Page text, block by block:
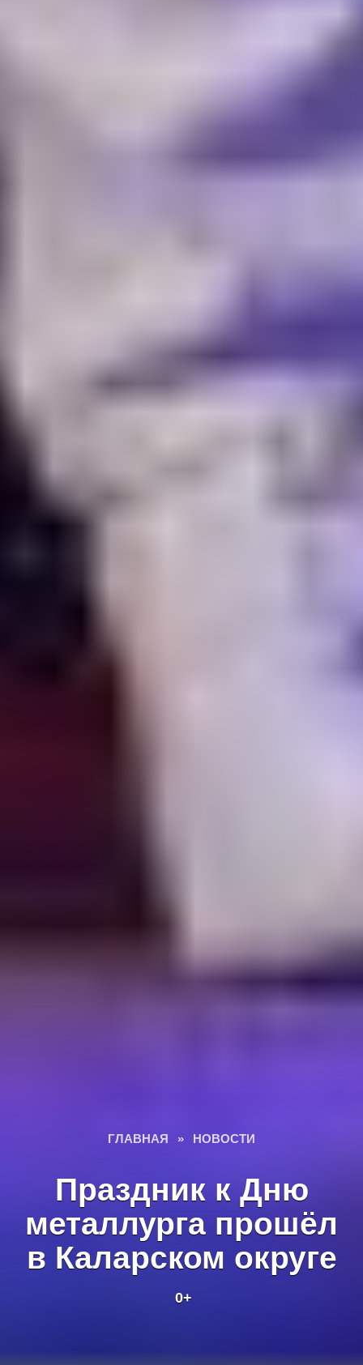
ГЛАВНАЯ » НОВОСТИ
Праздник к Дню
металлурга прошёл
в Каларском округе
0+